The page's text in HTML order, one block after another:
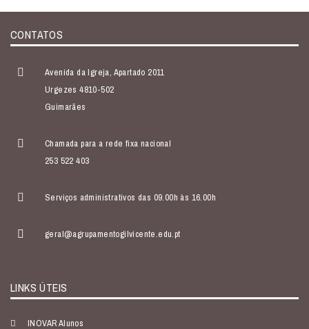
CONTATOS
Avenida da Igreja, Apartado 2011
Urgezes 4810-502
Guimarães
Chamada para a rede fixa nacional
253 522 403
Serviços administrativos das 09.00h às 16.00h
geral@agrupamentogilvicente.edu.pt
LINKS ÚTEIS
INOVAR Alunos